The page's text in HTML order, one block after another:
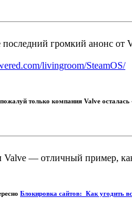
последний громкий анонс
livingroom/SteamOS/
только компания Valve
Valve — отличный пример,
Блокировка сайтов: Как угодить